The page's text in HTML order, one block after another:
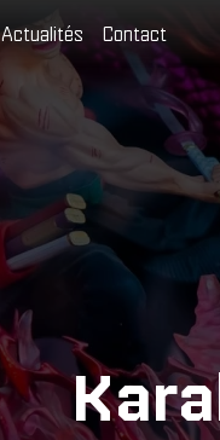
Actualités Contact